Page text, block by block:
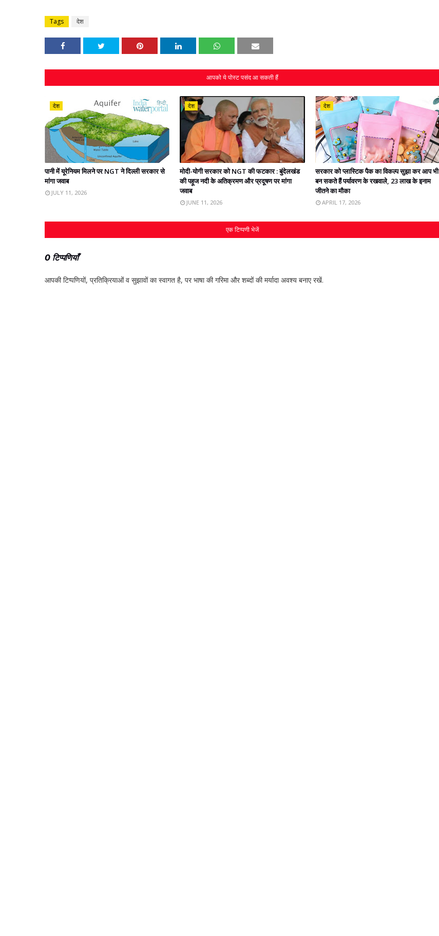
Tags देश
आपको ये पोस्ट पसंद आ सकती हैं
देश
पानी में यूरेनियम मिलने पर NGT ने दिल्ली सरकार से
मांगा जवाब
JULY 11, 2026
देश
मोदी-योगी सरकार को NGT की फटकार : बुंदेलखंड
की पहूज नदी के अतिक्रमण और प्रदूषण पर मांगा
जवाब
JUNE 11, 2026
देश
सरकार को प्‍लास्टिक पैक का विकल्‍प सुझा कर आप भी
बन सकते हैं पर्यावरण के रखवाले, 23 लाख के इनाम
जीतने का मौका
APRIL 17, 2026
एक टिप्पणी भेजें
0 टिप्पणियाँ
आपकी टिप्‍पणियों, प्रतिक्रियाओं व सुझावों का स्‍वागत है, पर भाषा की गरिमा और शब्‍दों की मर्यादा अवश्‍य बनाए रखें.